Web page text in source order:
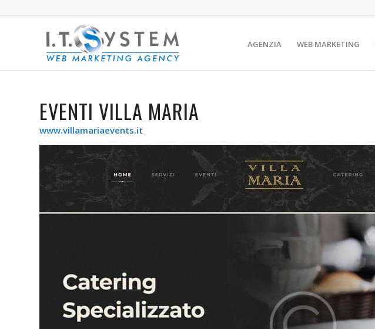
AGENZIA WEB MARKETING
EVENTI VILLA MARIA
www.villamariaevents.it